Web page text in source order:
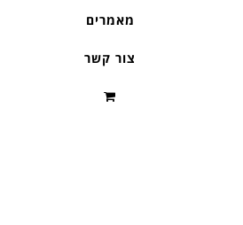
מאמרים
צור קשר